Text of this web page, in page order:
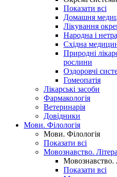
Показати всі
Домашня
Лікування
Народна і
Східна
Природні
рослини
Оздоровчі
Гомеопатія
Лікарські засоби
Фармакологія
Ветеринарія
Довідники
Мови. Філологія
Мови. Філологія
Показати всі
Мовознавство.
Мовознавство.
Показати всі